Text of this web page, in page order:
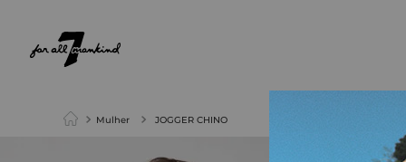
Mulher JOGGER CHINO